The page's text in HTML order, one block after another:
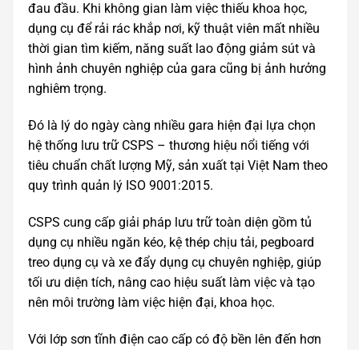
đau đầu. Khi không gian làm việc thiếu khoa học,
dụng cụ để rải rác khắp nơi, kỹ thuật viên mất nhiều
thời gian tìm kiếm, năng suất lao động giảm sút và
hình ảnh chuyên nghiệp của gara cũng bị ảnh hưởng
nghiêm trọng.
Đó là lý do ngày càng nhiều gara hiện đại lựa chọn
hệ thống lưu trữ CSPS – thương hiệu nổi tiếng với
tiêu chuẩn chất lượng Mỹ, sản xuất tại Việt Nam theo
quy trình quản lý ISO 9001:2015.
CSPS cung cấp giải pháp lưu trữ toàn diện gồm tủ
dụng cụ nhiều ngăn kéo, kệ thép chịu tải, pegboard
treo dụng cụ và xe đẩy dụng cụ chuyên nghiệp, giúp
tối ưu diện tích, nâng cao hiệu suất làm việc và tạo
nên môi trường làm việc hiện đại, khoa học.
Với lớp sơn tĩnh điện cao cấp có độ bền lên đến hơn